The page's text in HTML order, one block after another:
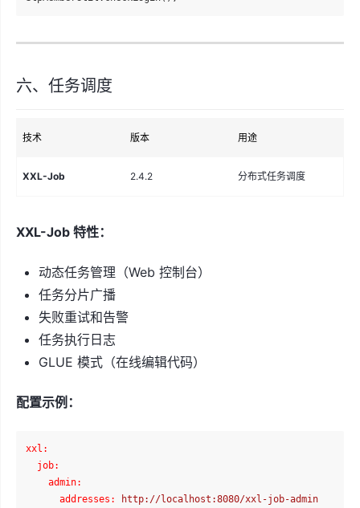
六、任务调度
技术 版本 用途
XXL-Job 2.4.2 分布式任务调度
XXL-Job 特性：
动态任务管理（Web 控制台）
任务分片广播
失败重试和告警
任务执行日志
GLUE 模式（在线编辑代码）
配置示例：
xxl:
job:
admin:
addresses:
http://localhost:8080/xxl-job-admin